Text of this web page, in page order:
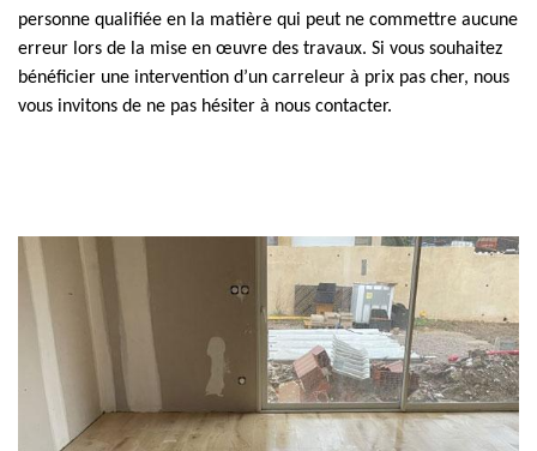
personne qualifiée en la matière qui peut ne commettre aucune
erreur lors de la mise en œuvre des travaux. Si vous souhaitez
bénéficier une intervention d’un carreleur à prix pas cher, nous
vous invitons de ne pas hésiter à nous contacter.